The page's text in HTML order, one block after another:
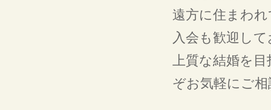
遠方に住まわ
入会も歓迎し
上質な結婚を
ぞお気軽にご